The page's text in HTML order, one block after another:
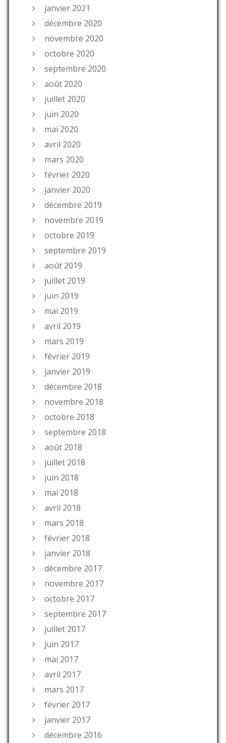
janvier 2021
décembre 2020
novembre 2020
octobre 2020
septembre 2020
août 2020
juillet 2020
juin 2020
mai 2020
avril 2020
mars 2020
février 2020
janvier 2020
décembre 2019
novembre 2019
octobre 2019
septembre 2019
août 2019
juillet 2019
juin 2019
mai 2019
avril 2019
mars 2019
février 2019
janvier 2019
décembre 2018
novembre 2018
octobre 2018
septembre 2018
août 2018
juillet 2018
juin 2018
mai 2018
avril 2018
mars 2018
février 2018
janvier 2018
décembre 2017
novembre 2017
octobre 2017
septembre 2017
juillet 2017
juin 2017
mai 2017
avril 2017
mars 2017
février 2017
janvier 2017
décembre 2016